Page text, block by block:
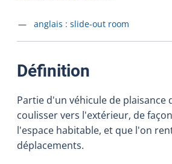
Accéder à la fiche en
anglais : slide-out room
Définition
Partie d'un véhicule de plaisance
coulisser vers l'extérieur, de
l'espace habitable, et que l'on
déplacements.